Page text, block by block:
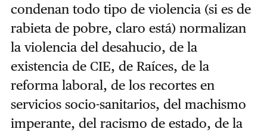
condenan todo tipo de violencia (si es de
rabieta de pobre, claro está) normalizan
la violencia del desahucio, de la
existencia de CIE, de Raíces, de la
reforma laboral, de los recortes en
servicios socio-sanitarios, del machismo
imperante, del racismo de estado, de la